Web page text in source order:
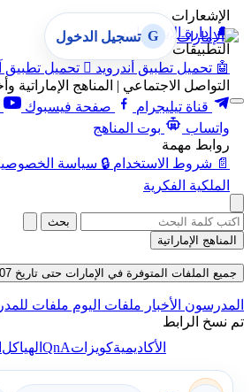
الإشعارات
🔔 إدارة الإشعارات
التطبيقات
🤖 تحميل تطبيق أندرويد  تحميل تطبيق
التواصل الاجتماعي | المناهج الإماراتية
قناة تيليجرام
صفحة فيسبوك
واتساب
بوت المناهج
روابط مهمة
📄 شروط الاستخدام 🔒 سياسة
الملكية الفكرية
G تسجيل الدخول
بحث
المناهج الإماراتية
جميع الملفات المتوفرة في الإمارات حتى تاريخ 07-08-2026
المدرسون الأخبار ملفات اليوم ملفات
تم نسخ الرابط
الأكاديميةكويزاتQnAالهياكل